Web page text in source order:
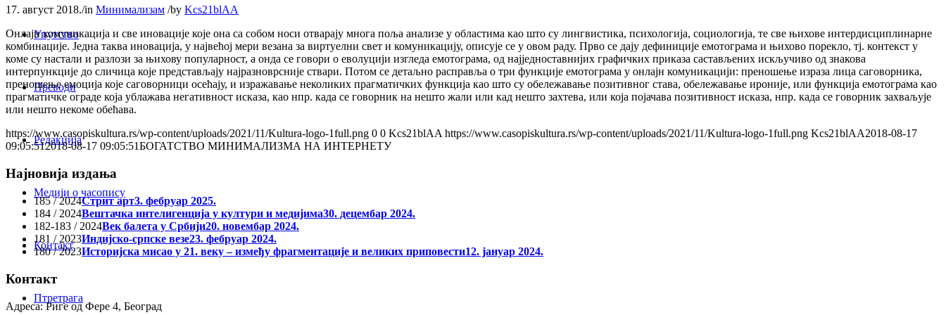
Упутство
Преводи
Редакција
Медији о часопису
Контакт
Птретрага
17. август 2018./in Минимализам /by Kcs21blAA
Онлајн комуникација и све иновације које она са собом носи отварају многа поља анализе у областима као што су лингвистика, психологија, социологија, те све њихове интердисциплинарне
комбинације. Једна таква иновација, у највећој мери везана за виртуелни свет и комуникацију, описује се у овом раду. Прво се дају дефиниције емотограма и њихово порекло, тј. контекст у
коме су настали и разлози за њихову популарност, а онда се говори о еволуцији изгледа емотограма, од најједноставнијих графичких приказа састављених искључиво од знакова
интерпункције до сличица које представљају најразноврсније ствари. Потом се детаљно расправља о три функције емотограма у онлајн комуникацији: преношење израза лица саговорника,
преношење емоција које саговорници осећају, и изражавање неколиких прагматичких функција као што су обележавање позитивног става, обележавање ироније, или функција емотограма као
прагматичке ограде која ублажава негативност исказа, као нпр. када се говорник на нешто жали или кад нешто захтева, или која појачава позитивност исказа, нпр. када се говорник захваљује
или нешто некоме обећава.
https://www.casopiskultura.rs/wp-content/uploads/2021/11/Kultura-logo-1full.png 0 0 Kcs21blAA https://www.casopiskultura.rs/wp-content/uploads/2021/11/Kultura-logo-1full.png Kcs21blAA2018-08-17
09:05:512018-08-17 09:05:51БОГАТСТВО МИНИМАЛИЗМА НА ИНТЕРНЕТУ
Најновија издања
185 / 2024Стрит арт3. фебруар 2025.
184 / 2024Вештачка интелигенција у култури и медијима30. децембар 2024.
182-183 / 2024Век балета у Србији20. новембар 2024.
181 / 2023Индијско-српске везе23. фебруар 2024.
180 / 2023Историјска мисао у 21. веку – између фрагментације и великих приповести12. јануар 2024.
Контакт
Адреса: Риге од Фере 4, Београд